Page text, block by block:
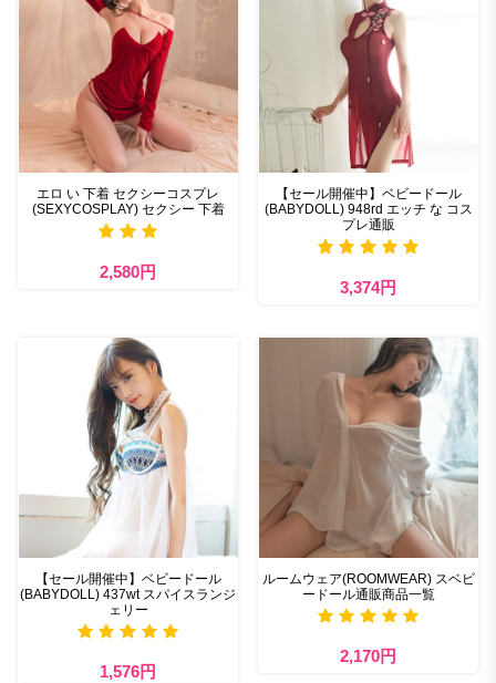
エロ い 下着 セクシーコスプレ
(SEXYCOSPLAY) セクシー 下着
2,580円
【セール開催中】ベビードール
(BABYDOLL) 948rd エッチ な コス
プレ通販
3,374円
【セール開催中】ベビードール
(BABYDOLL) 437wt スパイスランジ
ェリー
1,576円
ルームウェア(ROOMWEAR) スベビ
ードール通販商品一覧
2,170円